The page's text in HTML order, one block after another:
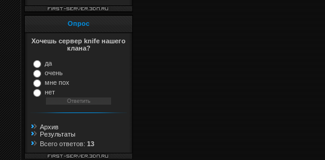
Опрос
Хочешь сервер knife нашего
клана?
да
очень
мне пох
нет
Архив
Результаты
Всего ответов: 13